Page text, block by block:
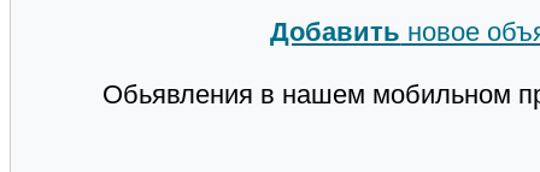
Добавить новое
Обьявления в нашем мобильном